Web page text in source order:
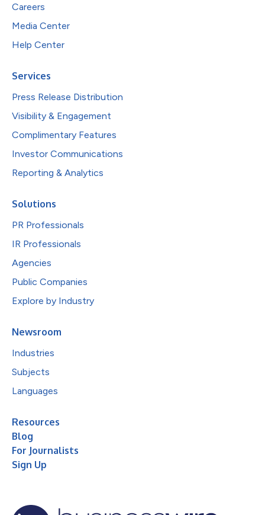
Careers
Media Center
Help Center
Services
Press Release Distribution
Visibility & Engagement
Complimentary Features
Investor Communications
Reporting & Analytics
Solutions
PR Professionals
IR Professionals
Agencies
Public Companies
Explore by Industry
Newsroom
Industries
Subjects
Languages
Resources
Blog
For Journalists
Sign Up